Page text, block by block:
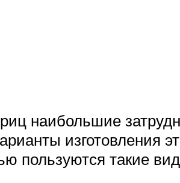
наибольшие
изготовления
пользуются такие